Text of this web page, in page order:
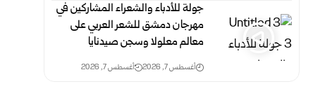
جولة للأدباء والشعراء المشاركين في
مهرجان دمشق للشعر العربي على
معالم معلولا وسجن صيدنايا
أغسطس 7, 2026 أغسطس 7, 2026